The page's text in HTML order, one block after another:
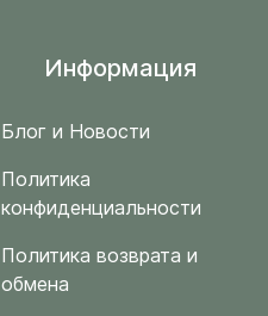
Информация
Блог и Новости
Политика
конфиденциальности
Политика возврата и
обмена